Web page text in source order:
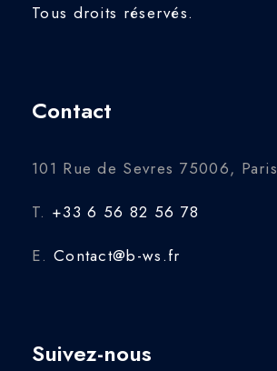
Tous droits réservés.
Contact
101 Rue de Sevres 75006, Paris
T. +33 6 56 82 56 78
E. Contact@b-ws.fr
Suivez-nous